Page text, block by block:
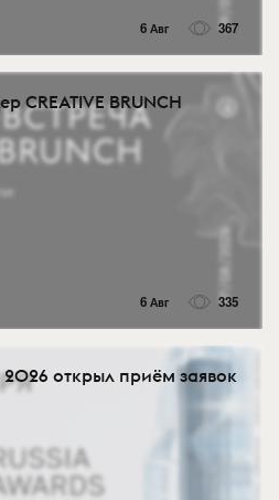
6 Авг 367
CREATIVE BRUNCH
6 Авг 335
2026 открыл приём заявок